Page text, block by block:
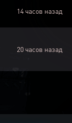
14 часов назад
20 часов назад